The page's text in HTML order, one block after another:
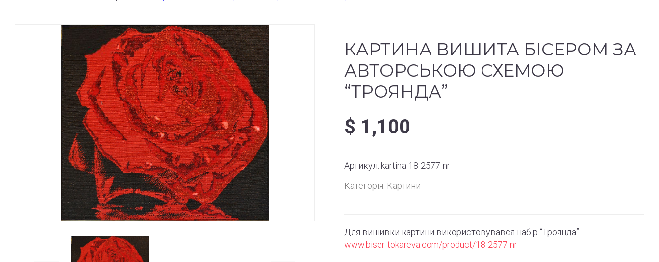
КАРТИНА ВИШИТА БІСЕРОМ ЗА
АВТОРСЬКОЮ СХЕМОЮ
“ТРОЯНДА”
$ 1,100
Артикул: kartina-18-2577-nr
Категорія: Картини
Для вишивки картини використовувався набір “Троянда”
www.biser-tokareva.com/product/18-2577-nr